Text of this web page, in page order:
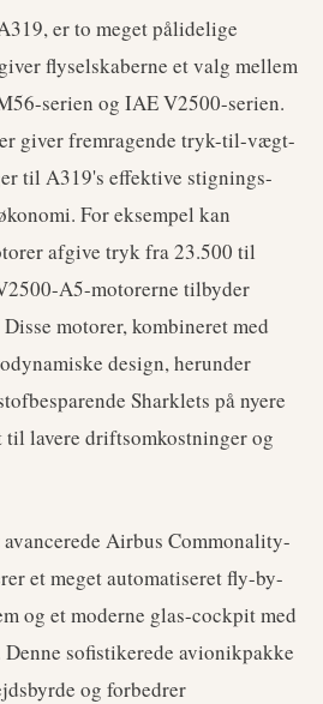
er to meget pålidelige
flyselskaberne et valg mellem
serien og IAE V2500-serien.
giver fremragende tryk-til-vægt-
til A319's effektive stignings-
For eksempel kan
afgive tryk fra 23.500 til
A5-motorerne tilbyder
motorer, kombineret med
design, herunder
Sharklets på nyere
lavere driftsomkostninger og
Airbus Commonality-
et meget automatiseret fly-by-
og et moderne glas-cockpit med
sofistikerede avionikpakke
og forbedrer